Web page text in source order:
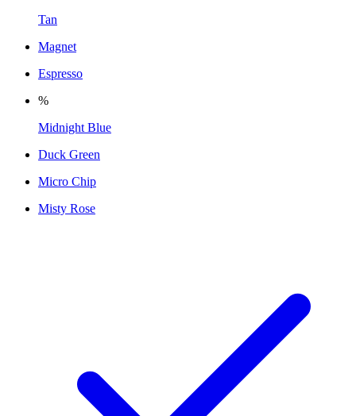
Tan
Magnet
Espresso
%
Midnight Blue
Duck Green
Micro Chip
Misty Rose